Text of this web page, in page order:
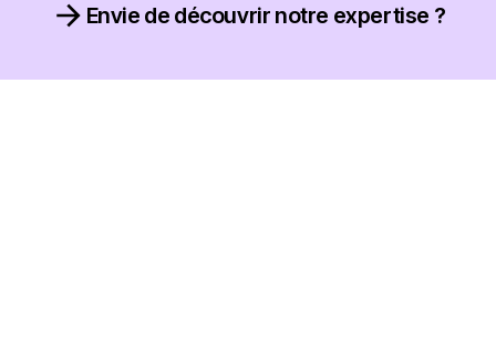
Envie de découvrir notre expertise ?
Découvrez nos réalisations